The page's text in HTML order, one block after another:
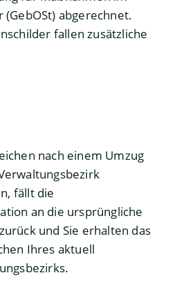
abgerechnet.
fallen zusätzliche
nach einem Umzug
fällt die
an die ursprüngliche
und Sie erhalten das
Ihres aktuell